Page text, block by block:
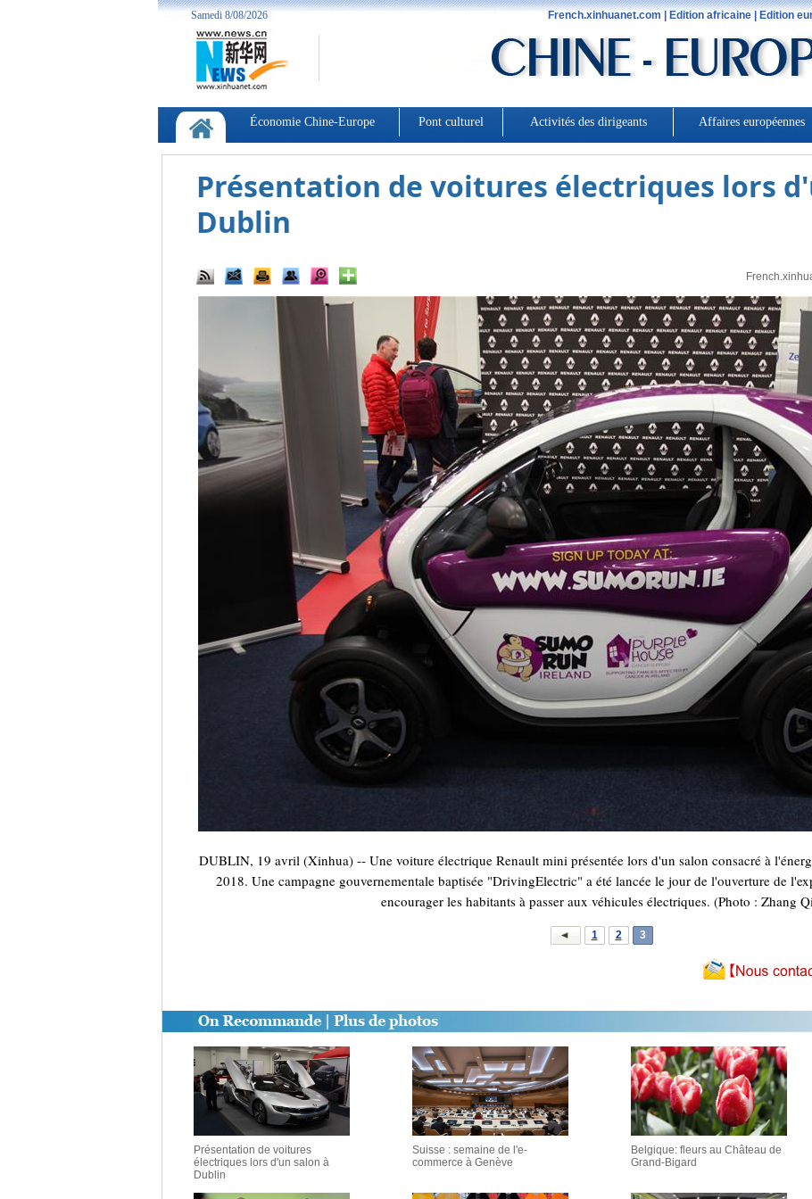
Présentation de voitures électriques lors
Dublin
DUBLIN, 19 avril (Xinhua) -- Une voiture électrique Renault mini présentée lors d'un salon consacré à
2018. Une campagne gouvernementale baptisée "DrivingElectric" a été lancée le jour de l'ouverture de
encourager les habitants à passer aux véhicules électriques. (Photo : Zhang
1 2 3
Présentation de voitures
électriques lors d'un salon à
Dublin
Suisse : semaine de l'e-
commerce à Genève
Belgique: fleurs au Château de
Grand-Bigard